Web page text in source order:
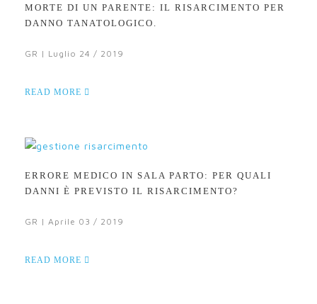
MORTE DI UN PARENTE: IL RISARCIMENTO PER
DANNO TANATOLOGICO.
GR | Luglio 24 / 2019
READ MORE
ERRORE MEDICO IN SALA PARTO: PER QUALI
DANNI È PREVISTO IL RISARCIMENTO?
GR | Aprile 03 / 2019
READ MORE